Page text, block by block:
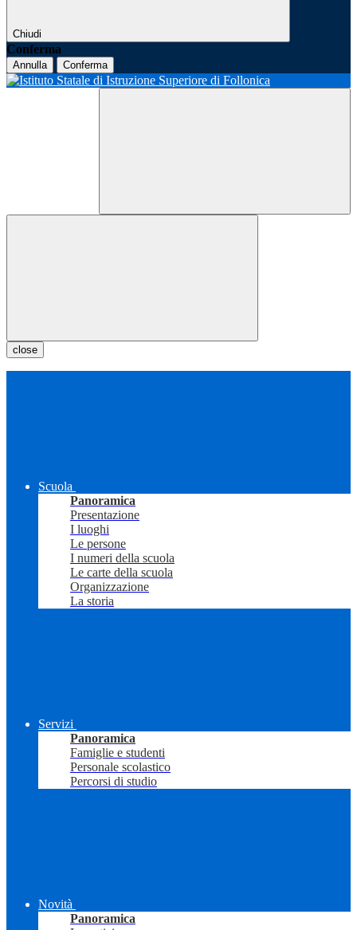
Chiudi
Conferma
Annulla Conferma
close
Scuola
Panoramica
Presentazione
I luoghi
Le persone
I numeri della scuola
Le carte della scuola
Organizzazione
La storia
Servizi
Panoramica
Famiglie e studenti
Personale scolastico
Percorsi di studio
Novità
Panoramica